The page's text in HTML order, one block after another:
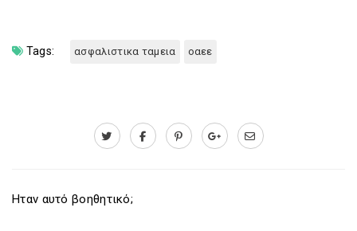
Tags: ασφαλιστικα ταμεια οαεε
Ηταν αυτό βοηθητικό;